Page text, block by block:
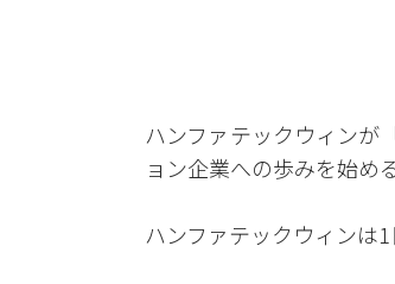
ハンファテックウィンが
ョン企業への歩みを始める
ハンファテックウィンは